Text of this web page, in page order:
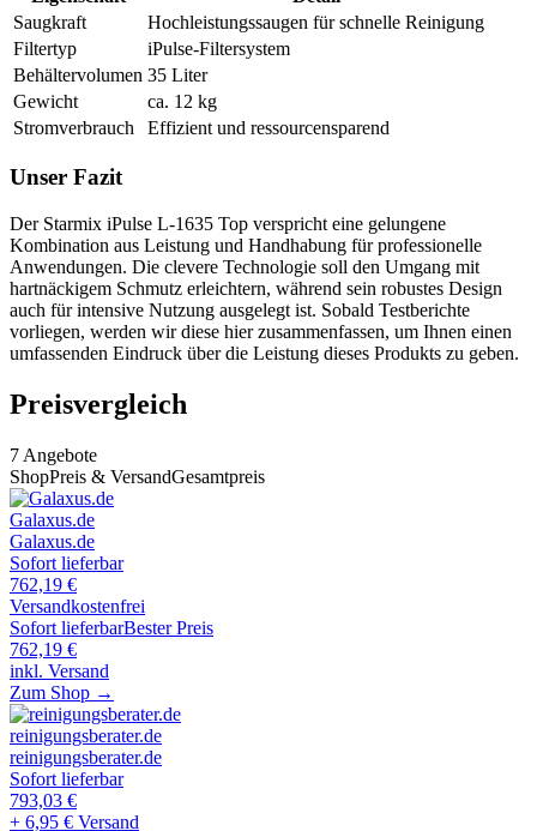
Saugkraft
Hochleistungssaugen für schnelle Reinigung
Filtertyp
iPulse-Filtersystem
Behältervolumen 35 Liter
Gewicht
ca. 12 kg
Stromverbrauch
Effizient und ressourcensparend
Unser Fazit
Der Starmix iPulse L-1635 Top verspricht eine gelungene
Kombination aus Leistung und Handhabung für professionelle
Anwendungen. Die clevere Technologie soll den Umgang mit
hartnäckigem Schmutz erleichtern, während sein robustes Design
auch für intensive Nutzung ausgelegt ist. Sobald Testberichte
vorliegen, werden wir diese hier zusammenfassen, um Ihnen einen
umfassenden Eindruck über die Leistung dieses Produkts zu geben.
Preisvergleich
7 Angebote
ShopPreis & VersandGesamtpreis
Galaxus.de
Galaxus.de
Sofort lieferbar
762,19 €
Versandkostenfrei
Sofort lieferbarBester Preis
762,19 €
inkl. Versand
Zum Shop →
reinigungsberater.de
reinigungsberater.de
Sofort lieferbar
793,03 €
+ 6,95 € Versand